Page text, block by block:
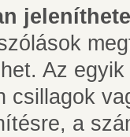
Az
csillagok
a